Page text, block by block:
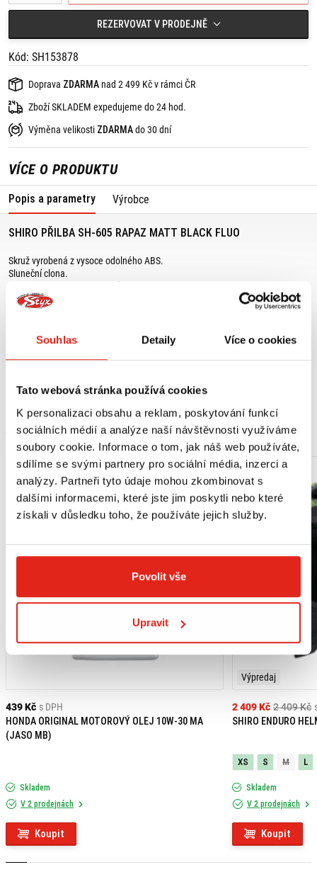
Souhlas Detaily Více o cookies
Tato webová stránka používá cookies
K personalizaci obsahu a reklam, poskytování funkcí
sociálních médií a analýze naší návštěvnosti využíváme
soubory cookie. Informace o tom, jak náš web používáte,
sdílíme se svými partnery pro sociální média, inzerci a
analýzy. Partneři tyto údaje mohou zkombinovat s
dalšími informacemi, které jste jim poskytli nebo které
získali v důsledku toho, že používáte jejich služby.
Povolit vše
Upravit
REZERVOVAT V PRODEJNĚ
Kód: SH153878
Doprava ZDARMA nad 2 499 Kč v rámci ČR
Zboží SKLADEM expedujeme do 24 hod.
Výměna velikosti ZDARMAdo 30 dní
VÍCE O PRODUKTU
Popis a parametry Výrobce
SHIRO PŘILBA SH-605 RAPAZ MATT BLACK FLUO
Skruž vyrobená z vysoce odolného ABS.
Sluneční clona.
Plexi z optického polykarbonátu odolného proti poškrábání přizpůsobené pro
maximální výhled.
Příprava na použití osobních slunečních brýlí.
Velmi prodyšná.
MOHLO BY SE VÁM LÍBIT
439 Kč s DPH
HONDA ORIGINAL MOTOROVÝ OLEJ 10W-30 MA
(JASO MB)
Skladem
V 2 prodejnách
Koupit
Výpredaj
2 409 Kč
2 409 Kč
SHIRO ENDURO
XS S M L
Skladem
V 2 prodejnách
Koupit